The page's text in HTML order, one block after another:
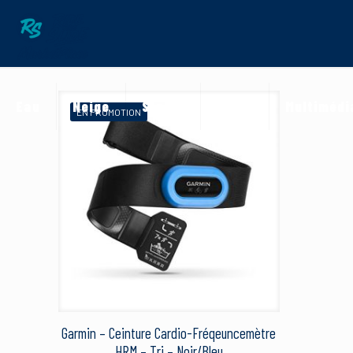
Neige Street
EN PROMOTION
Garmin – Ceinture Cardio-Fréqeuncemètre